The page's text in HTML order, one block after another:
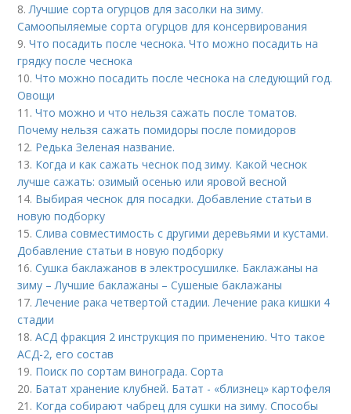
8. Лучшие сорта огурцов для засолки на зиму.
Самоопыляемые сорта огурцов для консервирования
9.Что посадить после чеснока. Что можно посадить на
грядку после чеснока
10.Что можно посадить после чеснока на следующий год.
Овощи
11.Что можно и что нельзя сажать после томатов.
Почему нельзя сажать помидоры после помидоров
12. Редька Зеленая название.
13. Когда и как сажать чеснок под зиму. Какой чеснок
лучше сажать: озимый осенью или яровой весной
14. Выбирая чеснок для посадки. Добавление статьи в
новую подборку
15.Слива совместимость с другими деревьями и кустами.
Добавление статьи в новую подборку
16.Сушка баклажанов в электросушилке. Баклажаны на
зиму – Лучшие баклажаны – Сушеные баклажаны
17. Лечение рака четвертой стадии. Лечение рака кишки 4
стадии
18.АСД фракция 2 инструкция по применению. Что такое
АСД-2, его состав
19. Поиск по сортам винограда. Сорта
20. Батат хранение клубней. Батат - «близнец» картофеля
21. Когда собирают чабрец для сушки на зиму. Способы